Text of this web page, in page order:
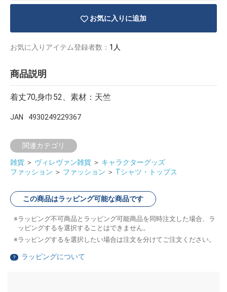
お気に入りに追加
お気に入りアイテム登録者数： 1人
商品説明
着丈70,身巾52、素材：天竺
JAN 4930249229367
関連カテゴリ
雑貨 ＞ ヴィレヴァン雑貨 ＞ キャラクターグッズ
ファッション ＞ ファッション ＞ Tシャツ・トップス
この商品はラッピング可能な商品です
ラッピング不可商品とラッピング可能商品を同時注文した場合、ラ
ッピングするを選択することはできません。
ラッピングするを選択したい場合は注文を分けてご注文ください。
？ ラッピングについて
アダルトグ